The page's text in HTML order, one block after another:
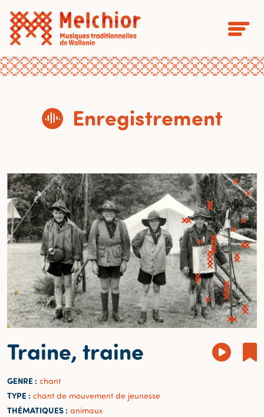
Enregistrement
Traine, traine
GENRE : chant
TYPE : chant de mouvement de jeunesse
THÉMATIQUES : animaux